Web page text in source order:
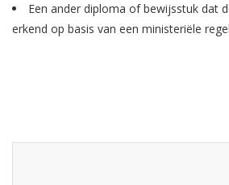
Een ander diploma of bewijsstuk dat
erkend op basis van een ministeriële